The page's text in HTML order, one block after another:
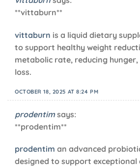
** vittaburn**
vittaburn is a liquid dietary
to support healthy weight
metabolic rate, reducing
loss.
OCTOBER 18, 2025 AT 8:24 PM
prodentim says:
**prodentim**
prodentim an advanced
designed to support exceptional